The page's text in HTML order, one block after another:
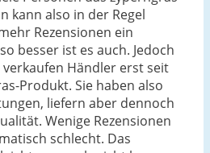
kann also in der Regel
Rezensionen ein
besser ist es auch. Jedoch
Händler erst seit
Produkt. Sie haben also
liefern aber dennoch
Wenige Rezensionen
schlecht. Das